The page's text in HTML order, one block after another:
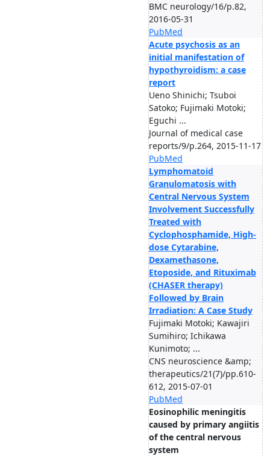
BMC neurology/16/p.82,
2016-05-31
PubMed
Acute psychosis as an
initial manifestation of
hypothyroidism: a case
report
Ueno Shinichi; Tsuboi
Satoko; Fujimaki Motoki;
Eguchi ...
Journal of medical case
reports/9/p.264, 2015-11-17
PubMed
Lymphomatoid
Granulomatosis with
Central Nervous System
Involvement Successfully
Treated with
Cyclophosphamide, High-
dose Cytarabine,
Dexamethasone,
Etoposide, and Rituximab
(CHASER therapy)
Followed by Brain
Irradiation: A Case Study
Fujimaki Motoki; Kawajiri
Sumihiro; Ichikawa
Kunimoto; ...
CNS neuroscience &amp;
therapeutics/21(7)/pp.610-
612, 2015-07-01
PubMed
Eosinophilic meningitis
caused by primary angiitis
of the central nervous
system